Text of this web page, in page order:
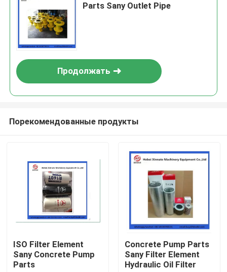
Parts Sany Outlet Pipe
Продолжать
Порекомендованные продукты
ISO Filter Element
Sany Concrete Pump
Parts
Concrete Pump Parts
Sany Filter Element
Hydraulic Oil Filter